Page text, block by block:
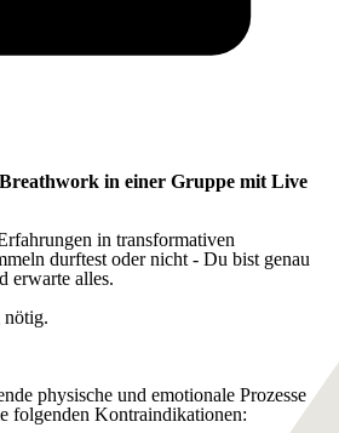
in einer Gruppe mit Live
in transformativen
durftest oder nicht - Du bist genau
erwarte alles.
nötig.
physische und emotionale Prozesse
folgenden Kontraindikationen: